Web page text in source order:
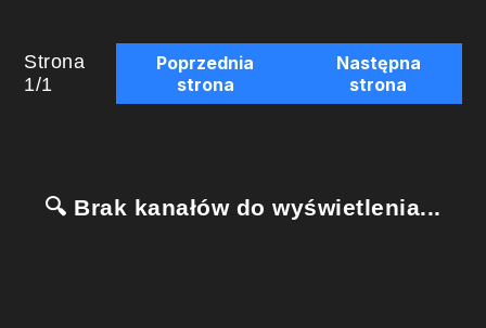
Strona
1/1
Poprzednia
strona
Następna
strona
🔍 Brak kanałów do wyświetlenia...